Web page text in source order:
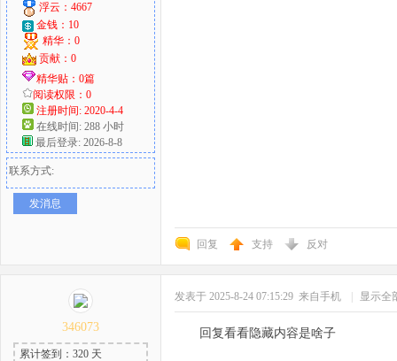
浮云：4667
金钱：10
精华：0
贡献：0
精华贴：0篇
阅读权限：0
注册时间: 2020-4-4
在线时间: 288 小时
最后登录: 2026-8-8
联系方式:
发消息
回复 支持 反对
346073
累计签到：320 天
发表于 2025-8-24 07:15:29 来自手机 显示全
回复看看隐藏内容是啥子